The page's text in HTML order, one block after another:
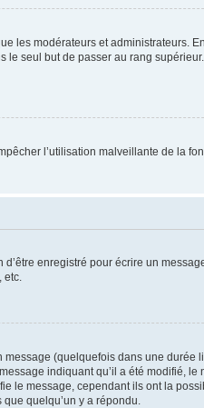
les modérateurs et administrateurs.
le seul but de passer au rang
l’utilisation malveillante de la
enregistré pour écrire un
(quelquefois dans une durée
indiquant qu’il a été modifié, le
le message, cependant ils ont la
quelqu’un y a répondu.